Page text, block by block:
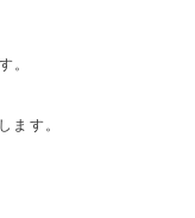
。
ます。